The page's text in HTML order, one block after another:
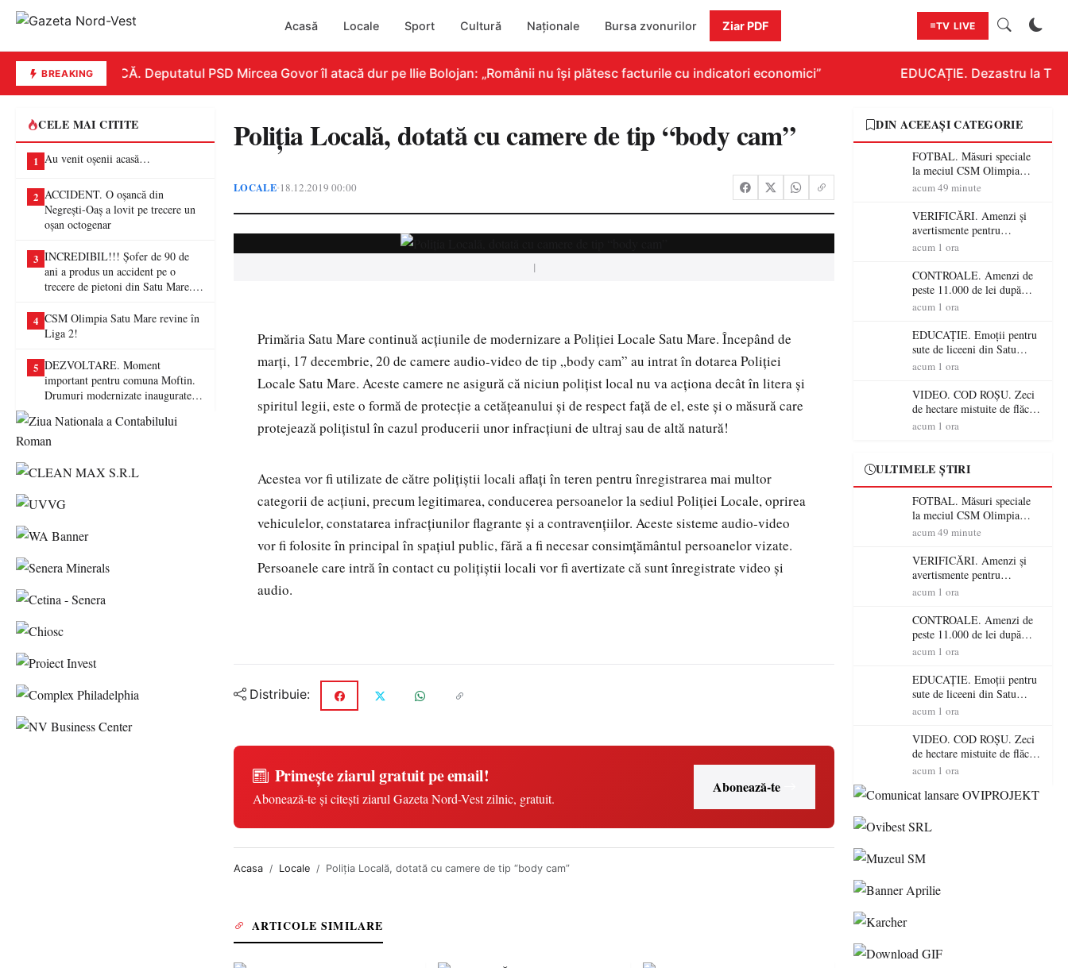
Acasă Locale Sport Cultură Naționale Bursa zvonurilor Ziar PDF TV LIVE
BREAKINGREPLICĂ. Deputatul PSD Mircea Govor îl atacă dur pe Ilie Bolojan: „Românii nu își plătesc facturile cu indicatori economici” EDUCAȚIE. Dezastru la
CELE MAI CITITE
1 Au venit oșenii acasă…
2 ACCIDENT. O oșancă din
Negrești-Oaș a lovit pe trecere un
oșan octogenar
3 INCREDIBIL!!! Șofer de 90 de
ani a produs un accident pe o
trecere de pietoni din Satu Mare. O
4 CSM Olimpia Satu Mare revine în
Liga 2!
5 DEZVOLTARE. Moment
important pentru comuna Moftin.
Drumuri modernizate inaugurate în
Poliția Locală, dotată cu camere de tip “body cam”
LOCALE•18.12.2019 00:00
|
Primăria Satu Mare continuă acțiunile de modernizare a Poliției Locale Satu Mare. Începând de
marți, 17 decembrie, 20 de camere audio-video de tip „body cam” au intrat în dotarea Poliției
Locale Satu Mare. Aceste camere ne asigură că niciun polițist local nu va acționa decât în litera și
spiritul legii, este o formă de protecție a cetățeanului și de respect față de el, este și o măsură care
protejează polițistul în cazul producerii unor infracțiuni de ultraj sau de altă natură!
Acestea vor fi utilizate de către polițiștii locali aflați în teren pentru înregistrarea mai multor
categorii de acțiuni, precum legitimarea, conducerea persoanelor la sediul Poliției Locale, oprirea
vehiculelor, constatarea infracțiunilor flagrante și a contravențiilor. Aceste sisteme audio-video
vor fi folosite în principal în spațiul public, fără a fi necesar consimțământul persoanelor vizate.
Persoanele care intră în contact cu polițiștii locali vor fi avertizate că sunt înregistrate video și
audio.
Distribuie:
Primește ziarul gratuit pe email!
Abonează-te și citești ziarul Gazeta Nord-Vest zilnic, gratuit.
Abonează-te
Acasa Locale Poliția Locală, dotată cu camere de tip “body cam”
ARTICOLE SIMILARE
DIN ACEEAȘI CATEGORIE
FOTBAL. Măsuri speciale
la meciul CSM Olimpia
Satu Mare – CSM Reșița!
avertismente clare pentru
suporteri
acum 49 minute
VERIFICĂRI. Amenzi și
avertismente pentru
crescătorii de animale din
controale în toate
gospodăriile și face apel la
respectarea legii
acum 1 ora
CONTROALE. Amenzi de
peste 11.000 de lei după
controalele DSVSA Satu
cantină, sancționate pentru
nereguli
acum 1 ora
EDUCAȚIE. Emoții pentru
sute de liceeni din Satu
Mare! Începe BAC-ul de
acum 1 ora
VIDEO. COD ROȘU. Zeci
de hectare mistuite de flăcări
în Satu Mare! Pompierii au
salva o pădure de la dezastru
acum 1 ora
ULTIMELE ȘTIRI
FOTBAL. Măsuri speciale
la meciul CSM Olimpia
Satu Mare – CSM Reșița!
avertismente clare pentru
suporteri
acum 49 minute
VERIFICĂRI. Amenzi și
avertismente pentru
crescătorii de animale din
controale în toate
gospodăriile și face apel la
respectarea legii
acum 1 ora
CONTROALE. Amenzi de
peste 11.000 de lei după
controalele DSVSA Satu
cantină, sancționate pentru
nereguli
acum 1 ora
EDUCAȚIE. Emoții pentru
sute de liceeni din Satu
Mare! Începe BAC-ul de
acum 1 ora
VIDEO. COD ROȘU. Zeci
de hectare mistuite de flăcări
în Satu Mare! Pompierii au
contracronometru pentru a
acum 1 ora